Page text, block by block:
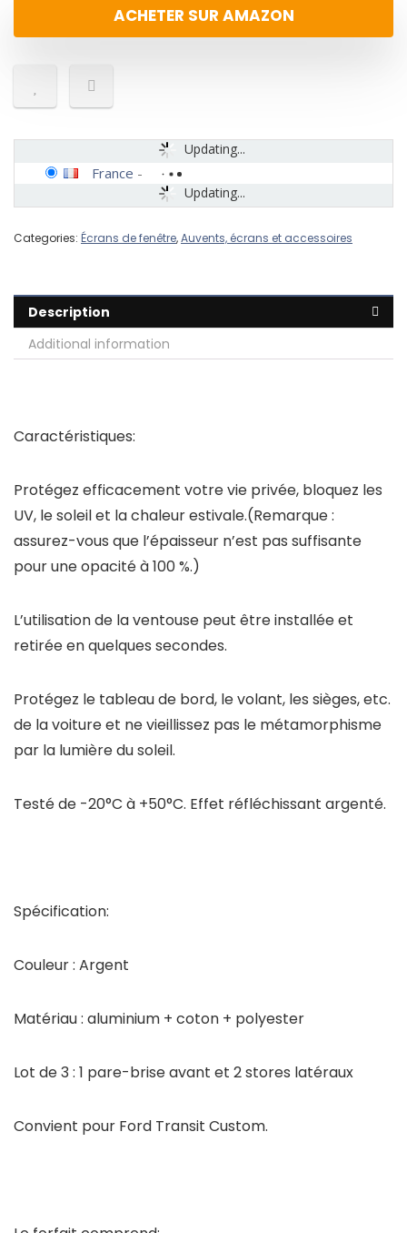
ACHETER SUR AMAZON
Updating...
Updating...
France -
Categories: Écrans de fenêtre,Auvents, écrans et accessoires
Description
Additional information
Caractéristiques:
Protégez efficacement votre vie privée, bloquez les
UV, le soleil et la chaleur estivale.(Remarque :
assurez-vous que l’épaisseur n’est pas suffisante
pour une opacité à 100 %.)
L’utilisation de la ventouse peut être installée et
retirée en quelques secondes.
Protégez le tableau de bord, le volant, les sièges, etc.
de la voiture et ne vieillissez pas le métamorphisme
par la lumière du soleil.
Testé de -20°C à +50°C. Effet réfléchissant argenté.
Spécification:
Couleur : Argent
Matériau : aluminium + coton + polyester
Lot de 3 : 1 pare-brise avant et 2 stores latéraux
Convient pour Ford Transit Custom.